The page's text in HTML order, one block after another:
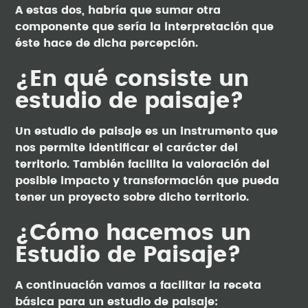
A estas dos, habría que sumar otra
componente que sería la interpretación que
éste hace de dicha percepción.
¿En qué consiste un
estudio de paisaje?
Un estudio de paisaje es un instrumento que
nos permite identificar el carácter del
territorio. También facilita la valoración del
posible impacto y transformación que pueda
tener un proyecto sobre dicho territorio.
¿Cómo hacemos un
Estudio de Paisaje?
A continuación vamos a facilitar la receta
básica para un estudio de paisaje: